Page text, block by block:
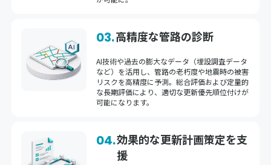
03.高精度な管路の診断
AI技術や過去の膨大なデータ（埋設調査データ
など）を活用し、管路の老朽度や地震時の被害
リスクを高精度に予測。総合評価および定量的
な長期評価により、適切な更新優先順位付けが
可能になります。
04.効果的な更新計画策定を支
援